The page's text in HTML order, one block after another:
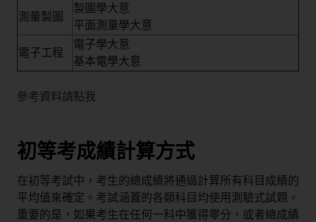
測量製圖
製圖學大意
平面測量學大意
電子工程
電子學大意
基本電學大意
參考資料請點我
初等考成績計算方式
在初等考試中，考生的總成績將通過計算所有科目成績的
平均值來確定。考試涵蓋的各類科目均使用測驗式試題。
重要的是，如果考生在任何一科中獲得零分，或者總成績